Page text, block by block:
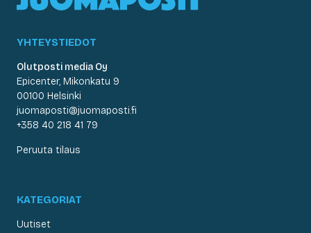
YHTEYSTIEDOT
Olutposti media Oy
Epicenter, Mikonkatu 9
00100 Helsinki
juomaposti@juomaposti.fi
+358 40 218 41 79
Peruuta tilaus
KATEGORIAT
Uutiset